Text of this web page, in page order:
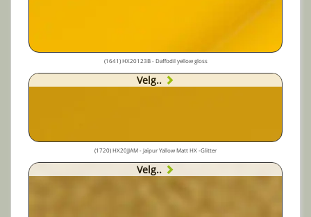
(1641) HX20123B - Daffodil yellow gloss
Velg..
(1720) HX20JJAM - Jaïpur Yallow Matt HX -Glitter
Velg..